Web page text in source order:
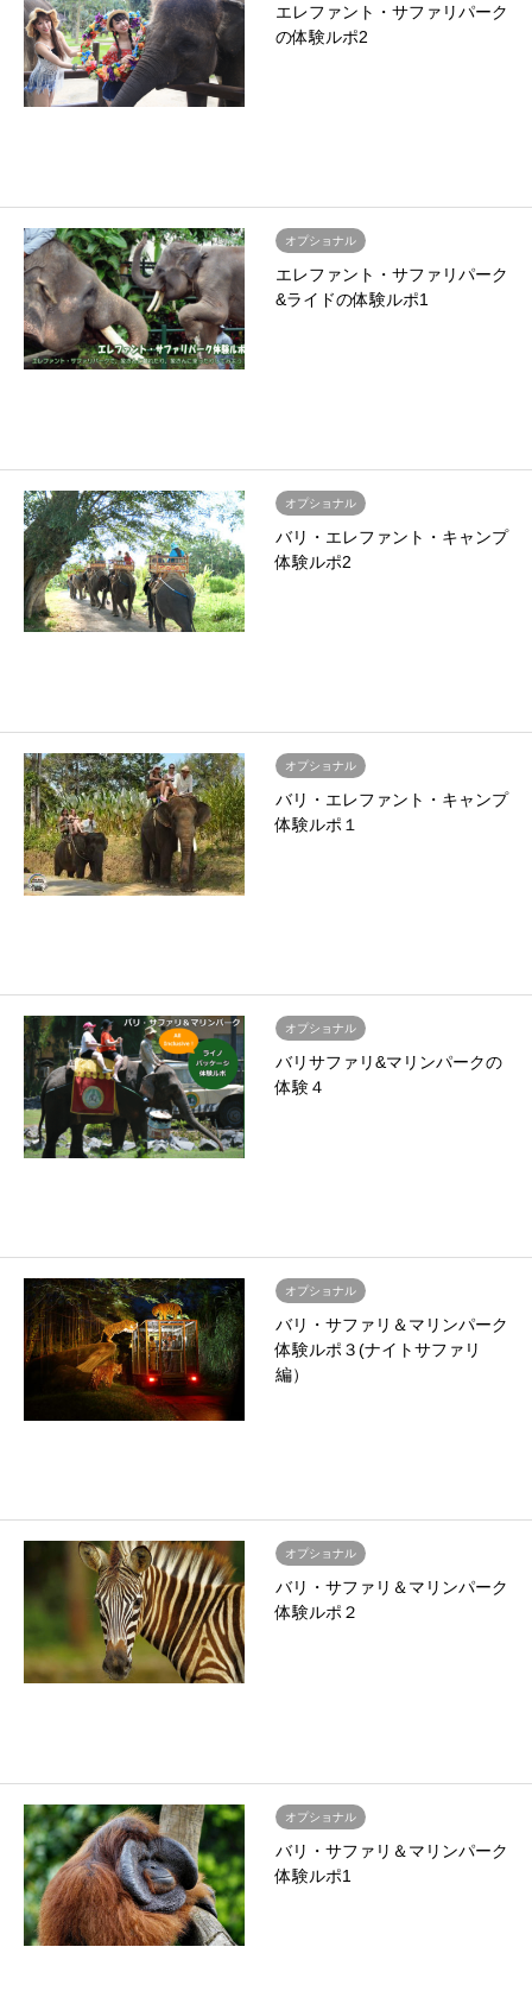
エレファント・サファリパーク
の体験ルポ2
オプショナル
エレファント・サファリパーク
&ライドの体験ルポ1
オプショナル
バリ・エレファント・キャンプ
体験ルポ2
オプショナル
バリ・エレファント・キャンプ
体験ルポ１
オプショナル
バリサファリ&マリンパークの
体験４
オプショナル
バリ・サファリ＆マリンパーク
体験ルポ３(ナイトサファリ
編）
オプショナル
バリ・サファリ＆マリンパーク
体験ルポ２
オプショナル
バリ・サファリ＆マリンパーク
体験ルポ1